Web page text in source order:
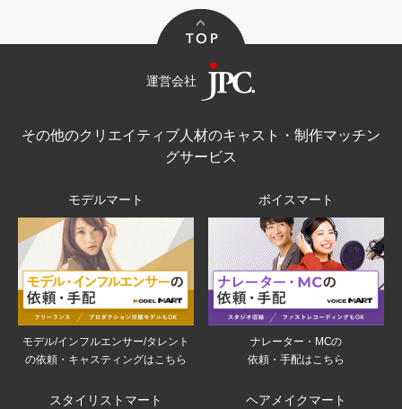
運営会社
その他のクリエイティブ人材のキャスト・制作マッチン
グサービス
モデルマート
モデル/インフルエンサー/タレント
の依頼・キャスティングはこちら
ボイスマート
ナレーター・MCの
依頼・手配はこちら
スタイリストマート ヘアメイクマート